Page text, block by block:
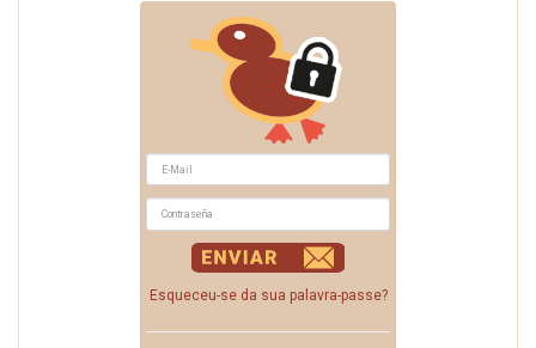
Esqueceu-se da sua palavra-passe?